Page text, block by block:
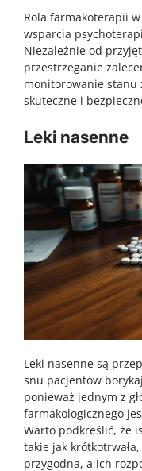
Rola farmakoterapii
wsparcia
Niezależnie od
przestrzeganie
monitorowanie stanu
skuteczne i
Leki nasenne
Leki nasenne są
snu pacjentów
ponieważ jednym z
farmakologicznego
Warto podkreślić, że
takie jak
przygodna, a ich